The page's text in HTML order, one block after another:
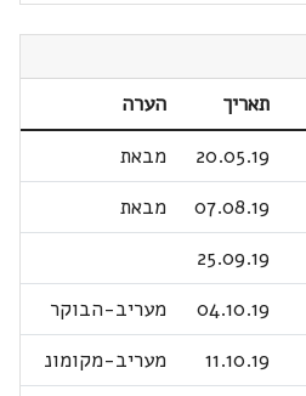
תאריך
הערה
20.05.19
מבאת
07.08.19
מבאת
25.09.19
04.10.19
מעריב-הבוקר
11.10.19
מעריב-מקומונ